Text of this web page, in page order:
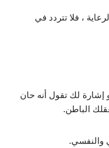
، فلا تتردد في
إشارة لك تقول أنه حان
الباطن.
والنفسي.